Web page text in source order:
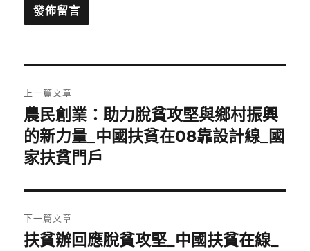
章
導
覽
上一篇文章
上
一
篇
章:
農民創業：助力脫貧攻堅與鄉村振興
的新力量_中國扶貧在08靠設計線_國
家扶貧門戶
下一篇文章
下
扶貧辦回應脫貧攻堅_中國扶貧在線_